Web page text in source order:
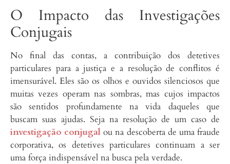
O Impacto das Investigações
Conjugais
No final das contas, a contribuição dos detetives
particulares para a justiça e a resolução de conflitos é
imensurável. Eles são os olhos e ouvidos silenciosos que
muitas vezes operam nas sombras, mas cujos impactos
são sentidos profundamente na vida daqueles que
buscam suas ajudas. Seja na resolução de um caso de
investigação conjugal ou na descoberta de uma fraude
corporativa, os detetives particulares continuam a ser
uma força indispensável na busca pela verdade.